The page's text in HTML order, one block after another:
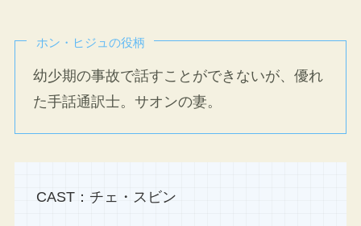
ホン・ヒジュの役柄
幼少期の事故で話すことができないが、優れ
た手話通訳士。サオンの妻。
CAST：チェ・スビン